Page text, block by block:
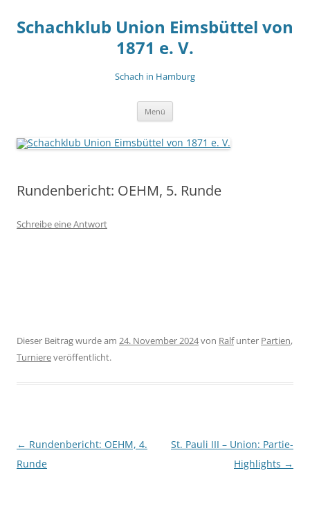
springen
Schachklub Union Eimsbüttel von
1871 e. V.
Schach in Hamburg
Menü
Rundenbericht: OEHM, 5. Runde
Schreibe eine Antwort
Dieser Beitrag wurde am 24. November 2024von Ralfunter Partien,
Turniereveröffentlicht.
Beitragsnavigation
← Rundenbericht: OEHM, 4.
Runde
St. Pauli III – Union: Partie-
Highlights →